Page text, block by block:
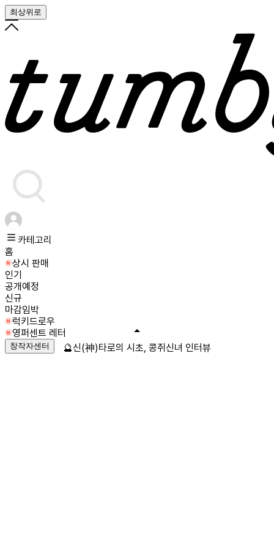
최상위로
카테고리
홈
상시 판매
인기
공개예정
신규
마감임박
럭키드로우
영퍼센트 레터
창작자센터 🔮신(神)타로의 시초, 콩쥐신녀 인터뷰